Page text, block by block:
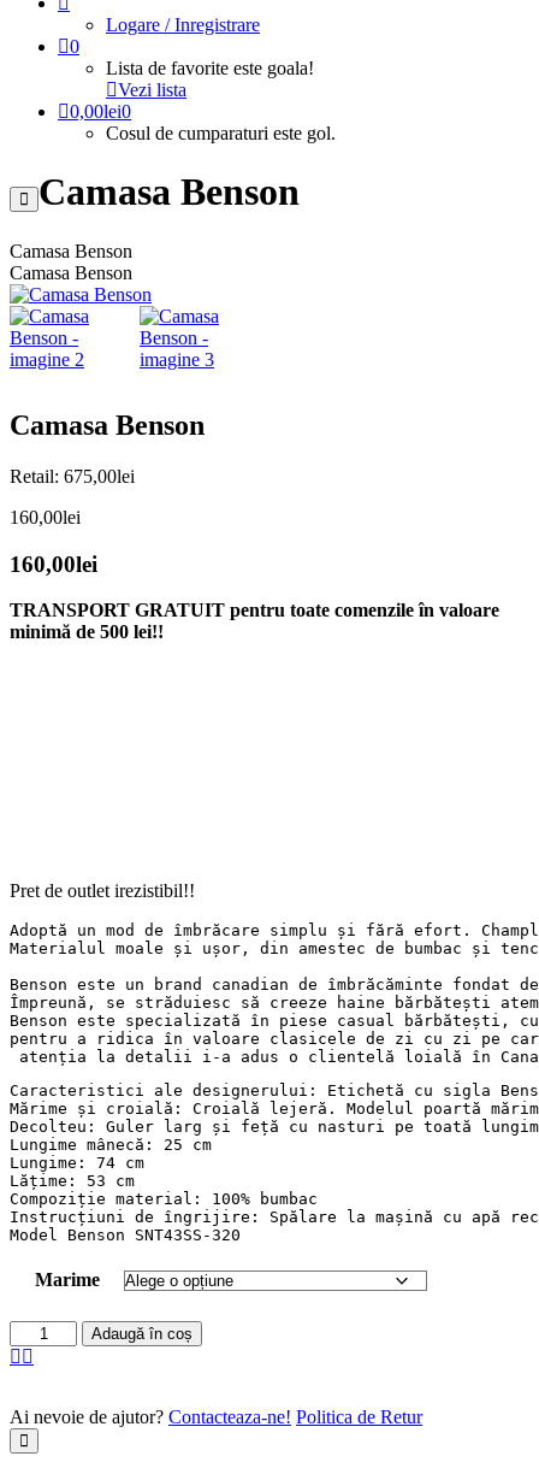
Logare / Inregistrare
0
Lista de favorite este goala!
Vezi lista
0,00lei0
Cosul de cumparaturi este gol.
Camasa Benson
Camasa Benson
Camasa Benson
Camasa Benson
Retail: 675,00lei
160,00lei
160,00lei
TRANSPORT GRATUIT pentru toate comenzile în valoare
minimă de 500 lei!!
Pret de outlet irezistibil!!
Adoptă un mod de îmbrăcare simplu și fără efort.
Materialul moale și ușor, din amestec de bumbac și
Benson este un brand canadian de îmbrăcăminte
Împreună, se străduiesc să creeze haine bărbătești
Benson este specializată în piese casual bărbătești,
pentru a ridica în valoare clasicele de zi cu zi pe
atenția la detalii i-a adus o clientelă loială în
Caracteristici ale designerului: Etichetă cu sigla
Mărime și croială: Croială lejeră. Modelul poartă
Decolteu: Guler larg și feță cu nasturi pe toată
Lungime mânecă: 25 cm
Lungime: 74 cm
Lățime: 53 cm
Compoziție material: 100% bumbac
Instrucțiuni de îngrijire: Spălare la mașină cu apă
Model Benson SNT43SS-320
Marime
Adaugă în coș
Ai nevoie de ajutor? Contacteaza-ne! Politica de Retur